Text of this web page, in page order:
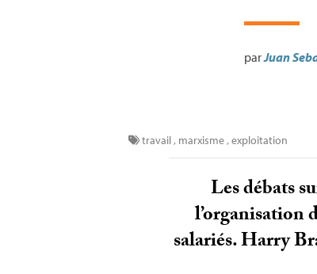
parJuan
travail, marxisme,exploitation
Les débats
l’organisation
salariés. Harry